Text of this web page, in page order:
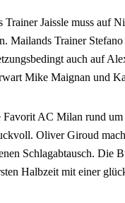
Trainer Jaissle muss auf
Mailands Trainer
auch auf
Mike Maignan und
Favorit AC Milan rund
Oliver Giroud
Schlagabtausch. Die
Halbzeit mit einer